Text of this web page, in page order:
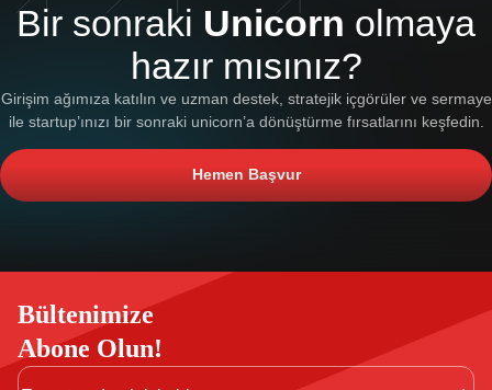
Bir sonraki Unicorn olmaya
hazır mısınız?
Girişim ağımıza katılın ve uzman destek, stratejik içgörüler ve sermaye
ile startup’ınızı bir sonraki unicorn’a dönüştürme fırsatlarını keşfedin.
Hemen Başvur
Bültenimize
Abone Olun!